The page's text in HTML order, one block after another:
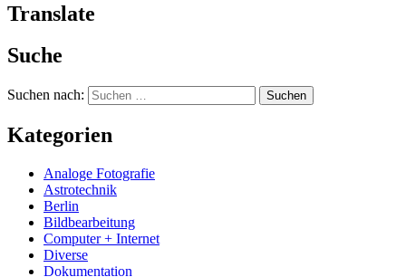
Translate
Suche
Suchen nach:
Kategorien
Analoge Fotografie
Astrotechnik
Berlin
Bildbearbeitung
Computer + Internet
Diverse
Dokumentation